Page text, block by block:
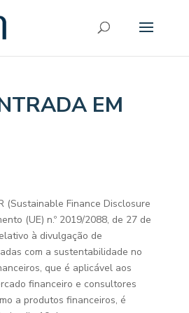
EM
(Sustainable Finance Disclosure
(UE) n.º 2019/2088, de 27 de
à divulgação de
com a sustentabilidade no
que é aplicável aos
financeiro e consultores
a produtos financeiros, é